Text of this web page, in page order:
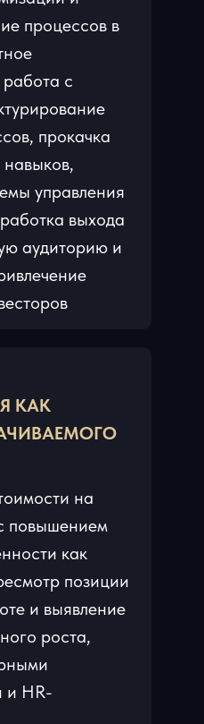
процессов в
с
прокачка
навыков,
управления
выхода
аудиторию и
КАК
на
повышением
как
позиции
и выявление
роста,
и HR-